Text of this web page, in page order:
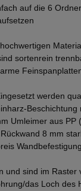
auf die 6
sortenrein
werden
Umleimer aus
8 mm
und sind im
das Loch des